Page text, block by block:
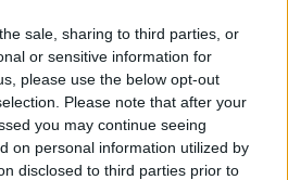
sale, sharing to third parties, or
or sensitive information for
please use the below opt-out
Please note that after your
you may continue seeing
on personal information utilized by
disclosed to third parties prior to
kan det vara så att administratören har